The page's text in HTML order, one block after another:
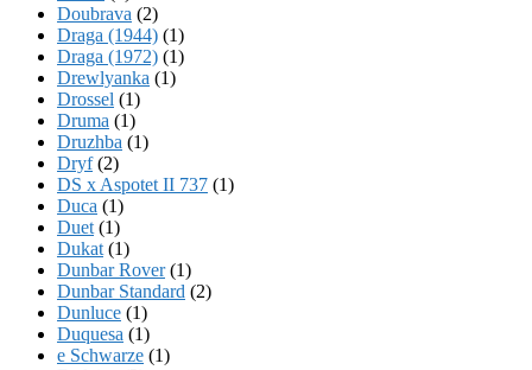
Doubrava (2)
Draga (1944) (1)
Draga (1972) (1)
Drewlyanka (1)
Drossel (1)
Druma (1)
Druzhba (1)
Dryf(2)
DS x Aspotet II 737 (1)
Duca (1)
Duet (1)
Dukat (1)
Dunbar Rover(1)
Dunbar Standard (2)
Dunluce (1)
Duquesa (1)
e Schwarze (1)